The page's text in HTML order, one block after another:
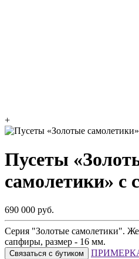
+
Пусеты
самолетики» с
690 000 руб.
Серия "Золотые самолетики".
сапфиры, размер - 16 мм.
Связаться с бутиком